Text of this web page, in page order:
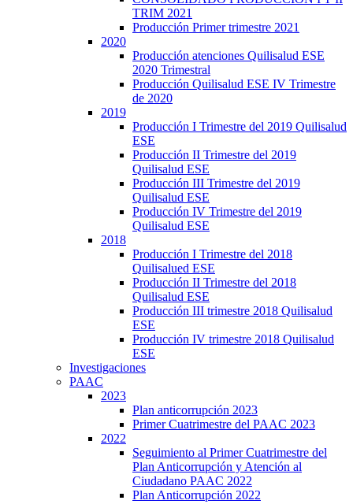
TRIM 2021
Producción Primer trimestre 2021
2020
Producción atenciones Quilisalud ESE
2020 Trimestral
Producción Quilisalud ESE IV Trimestre
de 2020
2019
Producción I Trimestre del 2019 Quilisalud
ESE
Producción II Trimestre del 2019
Quilisalud ESE
Producción III Trimestre del 2019
Quilisalud ESE
Producción IV Trimestre del 2019
Quilisalud ESE
2018
Producción I Trimestre del 2018
Quilisalued ESE
Producción II Trimestre del 2018
Quilisalud ESE
Producción III trimestre 2018 Quilisalud
ESE
Producción IV trimestre 2018 Quilisalud
ESE
Investigaciones
PAAC
2023
Plan anticorrupción 2023
Primer Cuatrimestre del PAAC 2023
2022
Seguimiento al Primer Cuatrimestre del
Plan Anticorrupción y Atención al
Ciudadano PAAC 2022
Plan Anticorrupción 2022